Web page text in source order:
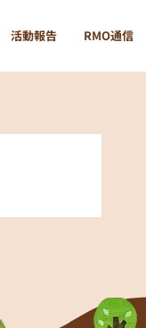
活動報告 RMO通信